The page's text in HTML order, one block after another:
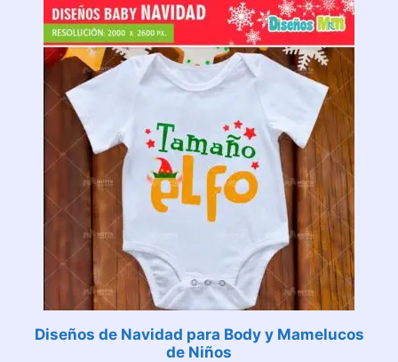
Diseños de Navidad para Body y Mamelucos
de Niños